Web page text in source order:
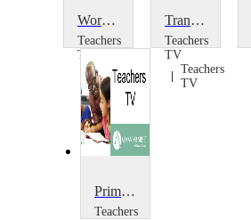
World Music from The Brit School
Teachers
TV
Teachers
TV
Transforming the Music Room
Teachers
TV
Teachers
TV
Primary Music: Three Notes
Teachers